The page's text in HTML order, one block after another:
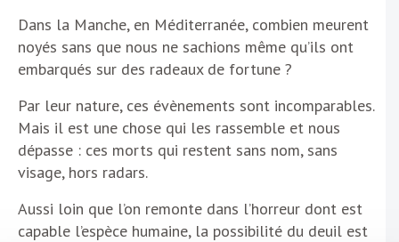
Dans la Manche, en Méditerranée, combien meurent
noyés sans que nous ne sachions même qu’ils ont
embarqués sur des radeaux de fortune ?
Par leur nature, ces évènements sont incomparables.
Mais il est une chose qui les rassemble et nous
dépasse : ces morts qui restent sans nom, sans
visage, hors radars.
Aussi loin que l’on remonte dans l’horreur dont est
capable l’espèce humaine, la possibilité du deuil est